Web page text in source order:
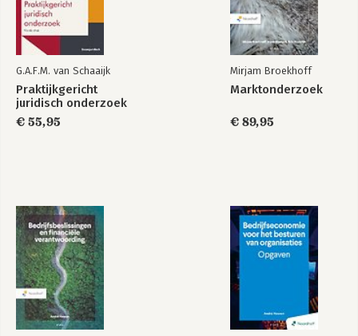
van organisaties
verantwoording
Financieel
management voor
het MKB
Bedrijfseconomie
voor het besturen
van organisaties-
opgaven
G.A.F.M. van Schaaijk
Praktijkgericht
juridisch onderzoek
€ 55,95
Mirjam Broekhoff
Marktonderzoek
€ 89,95